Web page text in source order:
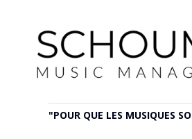
"POUR QUE LES MUSIQUES